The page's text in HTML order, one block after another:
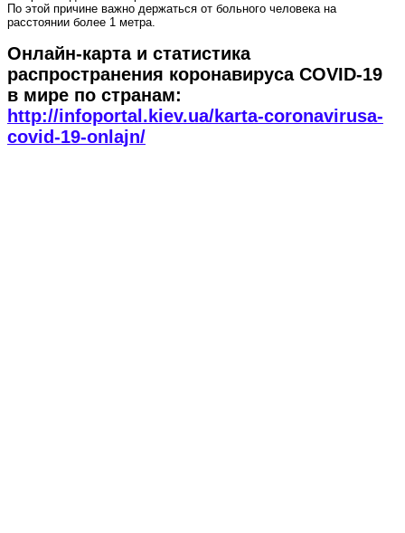
По этой причине важно держаться от больного человека на
расстоянии более 1 метра.
Онлайн-карта и статистика
распространения коронавируса COVID-19
в мире по странам:
http://infoportal.kiev.ua/karta-coronavirusa-
covid-19-onlajn/